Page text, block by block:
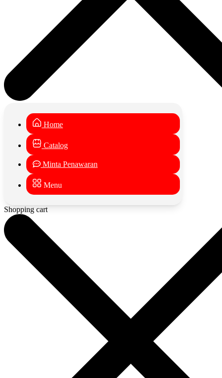
Home
Catalog
Minta Penawaran
Menu
Shopping cart